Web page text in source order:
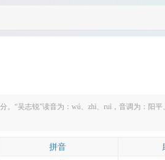
“吴志锐”读音为：wú、zhì、ruì，音调为：阳
拼音